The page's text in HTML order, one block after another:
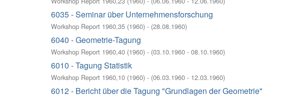
6035 - Seminar über Unternehmensforschung
Workshop Report 1960,35 (1960) - (28.08.1960)
6040 - Geometrie-Tagung
Workshop Report 1960,40 (1960) - (03.10.1960 - 08.10.1960)
6010 - Tagung Statistik
Workshop Report 1960,10 (1960) - (06.03.1960 - 12.03.1960)
6012 - Bericht über die Tagung "Grundlagen der Geometrie"